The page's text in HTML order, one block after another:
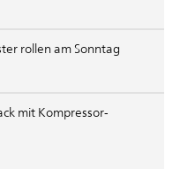
rollen am Sonntag
mit Kompressor-